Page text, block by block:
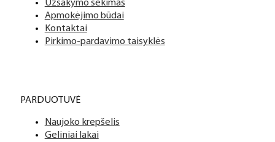
Užsakymo sekimas
Apmokėjimo būdai
Kontaktai
Pirkimo-pardavimo taisyklės
PARDUOTUVĖ
Naujoko krepšelis
Geliniai lakai